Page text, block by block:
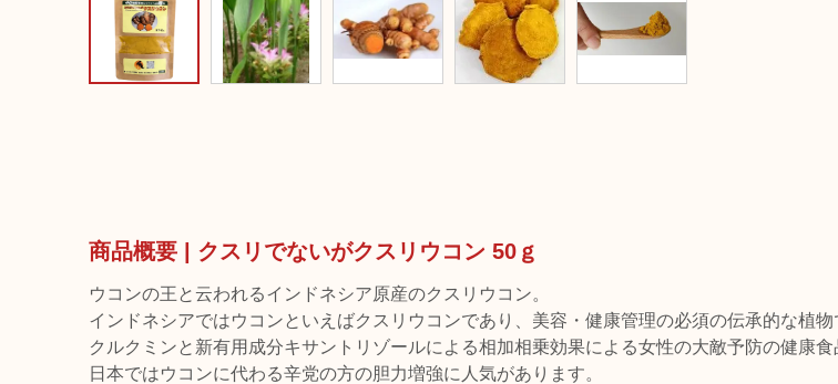
商品概要 | クスリでないがクスリウコン 50ｇ
ウコンの王と云われるインドネシア原産のクスリウコン。
インドネシアではウコンといえばクスリウコンであり、美容・健康管理の必須の伝承的な植物
クルクミンと新有用成分キサントリゾールによる相加相乗効果による女性の大敵予防の健康食
日本ではウコンに代わる辛党の方の胆力増強に人気があります。